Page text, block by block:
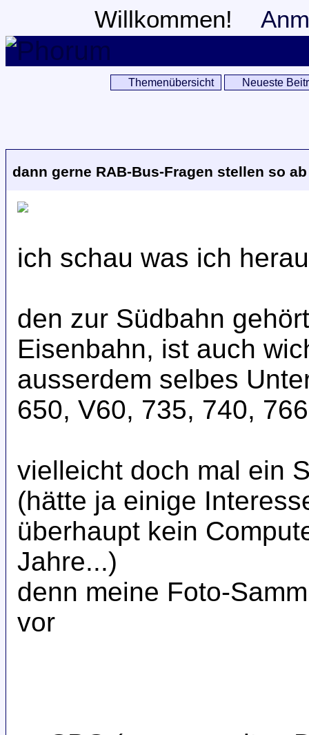
Willkommen!
Themenübersicht Neueste
dann gerne RAB-Bus-Fragen stellen so
ich schau was ich
den zur Südbahn
Eisenbahn, ist auch
ausserdem selbes
650, V60, 735, 740,
vielleicht doch mal ein
(hätte ja einige
überhaupt kein
Jahre...)
denn meine Foto-
vor